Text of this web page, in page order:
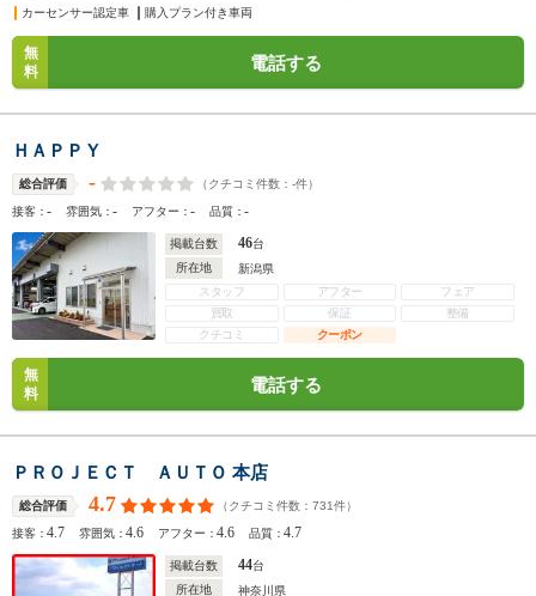
カーセンサー認定車
購入プラン付き車両
無
料
電話する
ＨＡＰＰＹ
総合評価 - （クチコミ件数： -件）
接客：- 雰囲気：- アフター：- 品質：-
掲載台数 46台
所在地
新潟県
スタッフ
アフター
フェア
買取
保証
整備
クチコミ
クーポン
無
料
電話する
ＰＲＯＪＥＣＴ ＡＵＴＯ 本店
総合評価 4.7 （クチコミ件数： 731件）
接客：4.7 雰囲気：4.6 アフター：4.6 品質：4.7
掲載台数 44台
所在地
神奈川県